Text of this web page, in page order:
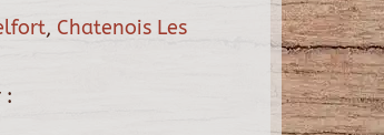
, Chatenois Les
: